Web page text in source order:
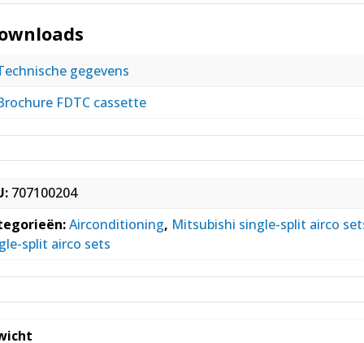
gegevens
FDTC cassette
707100204
Airconditioning, Mitsubishi single-split airco
split airco sets